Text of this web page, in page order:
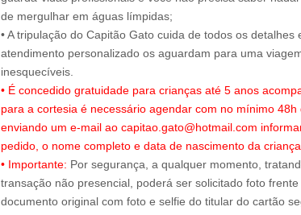
de mergulhar em águas límpidas;
• A tripulação do Capitão Gato cuida de todos os detalhes
atendimento personalizado os aguardam para uma
• É concedido gratuidade para crianças até 5 anos
para a cortesia é necessário agendar com no mínimo 48h
enviando um e-mail ao capitao.gato@hotmail.com
pedido, o nome completo e data de nascimento da
• Importante: Por segurança, a qualquer momento,
transação não presencial, poderá ser solicitado foto
documento original com foto e selfie do titular do cartão